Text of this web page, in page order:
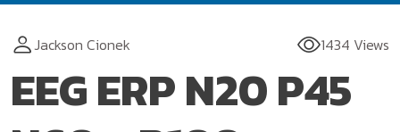
Jackson Cionek 1434 Views
EEG ERP N20 P45